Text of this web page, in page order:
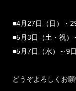
■4月27日（日）
■5月3日（土・祝
■5月7日（水）～
どうぞよろしくお願